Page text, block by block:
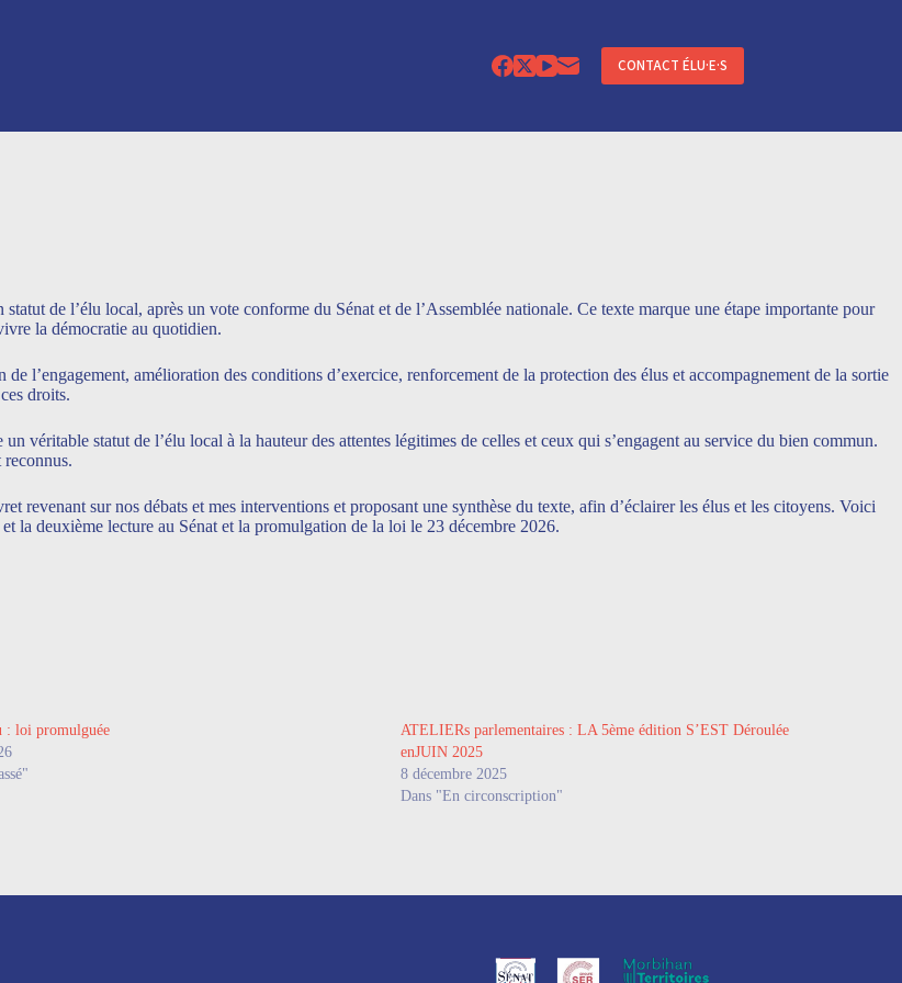
CONTACT ÉLU·E·S
de l’élu local, après un vote conforme du Sénat et de l’Assemblée nationale. Ce texte marque une étape importante pour
la démocratie au quotidien.
l’engagement, amélioration des conditions d’exercice, renforcement de la protection des élus et accompagnement de la sortie
droits.
véritable statut de l’élu local à la hauteur des attentes légitimes de celles et ceux qui s’engagent au service du bien commun.
revenant sur nos débats et mes interventions et proposant une synthèse du texte, afin d’éclairer les élus et les citoyens. Voici
la deuxième lecture au Sénat et la promulgation de la loi le 23 décembre 2026.
: loi promulguée
ATELIERs parlementaires : LA 5ème édition S’EST Déroulée
enJUIN 2025
8 décembre 2025
Dans "En circonscription"